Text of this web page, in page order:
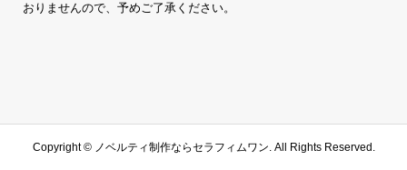
おりませんので、予めご了承ください。
Copyright © ノベルティ制作ならセラフィムワン. All Rights Reserved.